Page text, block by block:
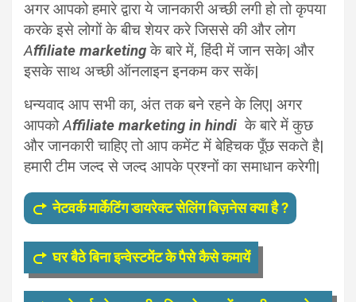
अगर आपको हमारे द्वारा ये जानकारी अच्छी लगी हो तो कृपया
करके इसे लोगों के बीच शेयर करे जिससे की और लोग
Affiliate marketingके बारे में, हिंदी में जान सके| और
इसके साथ अच्छी ऑनलाइन इनकम कर सकें|
धन्यवाद आप सभी का, अंत तक बने रहने के लिए| अगर
आपकोAffiliate marketing in hindi के बारे में कुछ
और जानकारी चाहिए तो आप कमेंट में बेहिचक पूँछ सकते है|
हमारी टीम जल्द से जल्द आपके प्रश्नों का समाधानकरेगी|
नेटवर्क मार्केटिंग डायरेक्ट सेलिंग बिज़नेस क्या है ?
घर बैठे बिना इन्वेस्टमेंट के पैसे कैसे कमायें